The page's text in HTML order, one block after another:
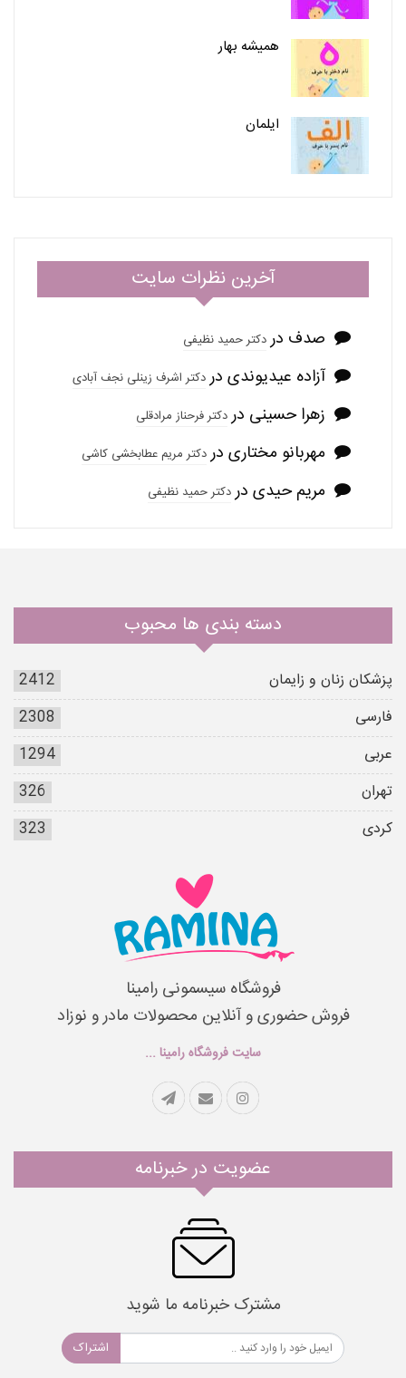
همیشه بهار
ایلمان
آخرین نظرات سایت
صدف دردکتر حمید نظیفی
آزاده عیدیوندی دردکتر اشرف زینلی نجف آبادی
زهرا حسینی دردکتر فرحناز مرادقلی
مهربانو مختاری دردکتر مریم عطابخشی کاشی
مریم حیدی دردکتر حمید نظیفی
دسته بندی ها محبوب
پزشکان زنان و زایمان
2412
فارسی
2308
عربی
1294
تهران
326
کردی
323
فروشگاه سیسمونی رامینا
فروش حضوری و آنلاین محصولات مادر و نوزاد
سایت فروشگاه رامینا ...
عضویت در خبرنامه
مشترک خبرنامه ما شوید
اشتراک